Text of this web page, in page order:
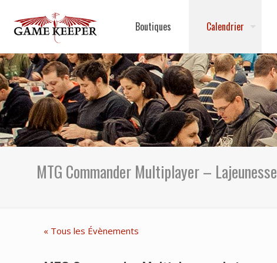
Boutiques Calendrier
MTG Commander Multiplayer – Lajeunesse
« Tous les Évènements